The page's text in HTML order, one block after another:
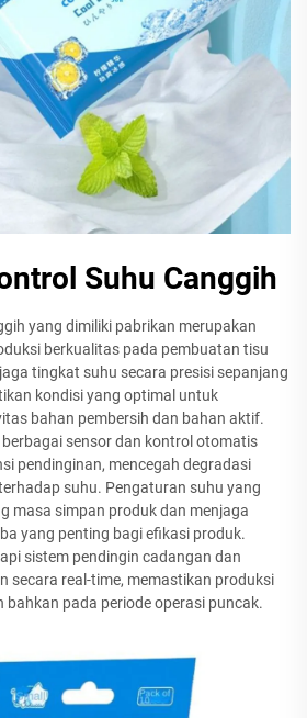
Suhu Canggih
yang dimiliki pabrikan merupakan
berkualitas pada pembuatan tisu
tingkat suhu secara presisi sepanjang
kondisi yang optimal untuk
bahan pembersih dan bahan aktif.
sensor dan kontrol otomatis
pendinginan, mencegah degradasi
suhu. Pengaturan suhu yang
masa simpan produk dan menjaga
yang penting bagi efikasi produk.
sistem pendingin cadangan dan
secara real-time, memastikan produksi
bahkan pada periode operasi puncak.